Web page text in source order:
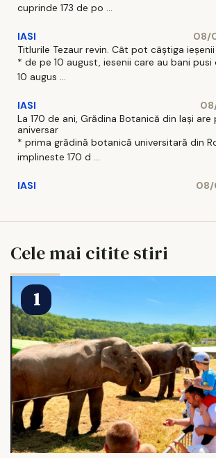
cuprinde 173 de po ...
IASI
08/
Titlurile Tezaur revin. Cât pot câștiga
* de pe 10 august, iesenii care au bani
10 augus ...
IASI
La 170 de ani, Grădina Botanică din Iași
aniversar
* prima grădină botanică universitară din
implineste 170 d ...
IASI 08/
Cele mai citite stiri